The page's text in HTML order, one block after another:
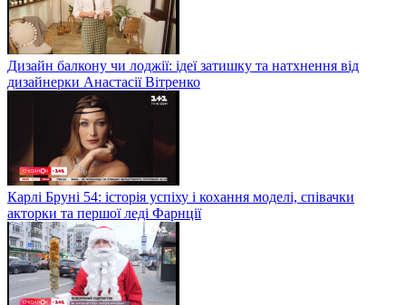
Дизайн балкону чи лоджії: ідеї затишку та натхнення від
дизайнерки Анастасії Вітренко
Карлі Бруні 54: історія успіху і кохання моделі, співачки
акторки та першої леді Фарнції